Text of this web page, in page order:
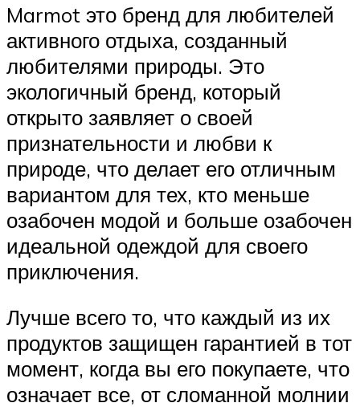
Marmot это бренд для любителей
активного отдыха, созданный
любителями природы. Это
экологичный бренд, который
открыто заявляет о своей
признательности и любви к
природе, что делает его отличным
вариантом для тех, кто меньше
озабочен модой и больше озабочен
идеальной одеждой для своего
приключения.
Лучше всего то, что каждый из их
продуктов защищен гарантией в тот
момент, когда вы его покупаете, что
означает все, от сломанной молнии